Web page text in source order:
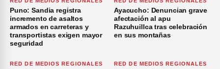
Puno: Sandia registra
incremento de asaltos
armados en carreteras y
transportistas exigen mayor
seguridad
Ayacucho: Denuncian grave
afectación al apu
Razuhuillca tras celebración
en sus montañas
RED DE MEDIOS REGIONALES RED DE MEDIOS REGIONALES